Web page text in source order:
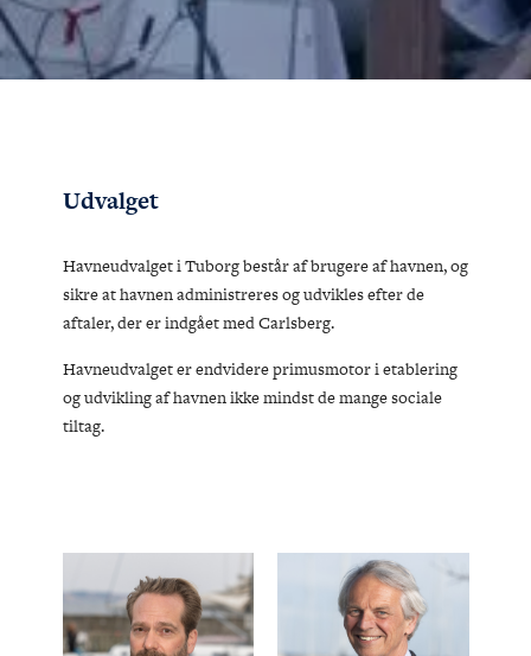
Udvalget
Havneudvalget i Tuborg består af brugere af havnen, og
sikre at havnen administreres og udvikles efter de
aftaler, der er indgået med Carlsberg.
Havneudvalget er endvidere primusmotor i etablering
og udvikling af havnen ikke mindst de mange sociale
tiltag.